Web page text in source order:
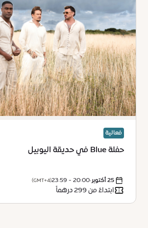
فعالية
حفلة Blue في حديقة اليوبيل
25 أكتوبر •
20:00 - 23:59
(GMT+4)
ابتداءً من 299 درهماً